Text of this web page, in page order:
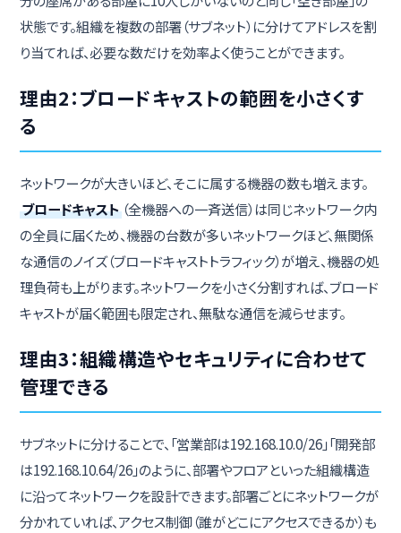
状態です。組織を複数の部署（サブネット）に分けてアドレスを割
り当てれば、必要な数だけを効率よく使うことができます。
理由2：ブロードキャストの範囲を小さくす
る
ネットワークが大きいほど、そこに属する機器の数も増えます。
ブロードキャスト （全機器への一斉送信）は同じネットワーク内
の全員に届くため、機器の台数が多いネットワークほど、無関係
な通信のノイズ（ブロードキャストトラフィック）が増え、機器の処
理負荷も上がります。ネットワークを小さく分割すれば、ブロード
キャストが届く範囲も限定され、無駄な通信を減らせます。
理由3：組織構造やセキュリティに合わせて
管理できる
サブネットに分けることで、「営業部は192.168.10.0/26」「開発部
は192.168.10.64/26」のように、部署やフロアといった組織構造
に沿ってネットワークを設計できます。部署ごとにネットワークが
分かれていれば、アクセス制御（誰がどこにアクセスできるか）も